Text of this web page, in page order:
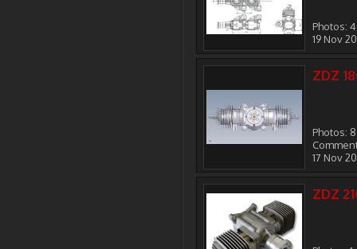
Photos: 4
19 Nov
ZDZ
Photos: 8
17 Nov
ZDZ